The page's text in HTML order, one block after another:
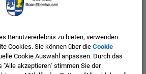
Benutzererlebnis zu bieten, verwenden
Cookies. Sie können über die Cookie
Cookie Auswahl anpassen. Durch das
"Alle akzeptieren" stimmen Sie der